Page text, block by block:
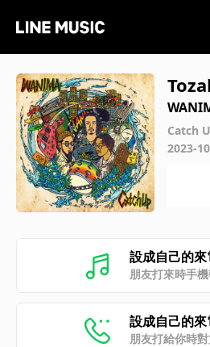
Catch
2023-
設成自己的
朋友打來時手
設成自己的
朋友打給你時